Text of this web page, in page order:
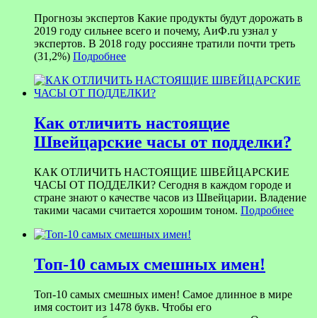
Прогнозы экспертов Какие продукты будут дорожать в
2019 году сильнее всего и почему, АиФ.ru узнал у
экспертов. В 2018 году россияне тратили почти треть
(31,2%) Подробнее
Как отличить настоящие
Швейцарские часы от подделки?
КАК ОТЛИЧИТЬ НАСТОЯЩИЕ ШВЕЙЦАРСКИЕ
ЧАСЫ ОТ ПОДДЕЛКИ? Сегодня в каждом городе и
стране знают о качестве часов из Швейцарии. Владение
такими часами считается хорошим тоном. Подробнее
Топ-10 самых смешных имен!
Топ-10 самых смешных имен! Самое длинное в мире
имя состоит из 1478 букв. Чтобы его